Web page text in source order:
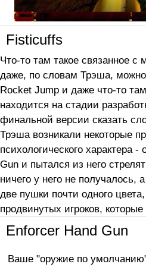
Fisticuffs
Что-то там такое связанное
даже, по словам Трэша, можно
Rocket Jump и даже что-то
находится на стадии
финальной версии сказать
Трэша возникали некоторые
психологического характера -
Gun и пытался из него
ничего у него не получалось,
две пушки почти одного
продвинутых игроков,
Enforcer Hand Gun
Ваше "оружие по